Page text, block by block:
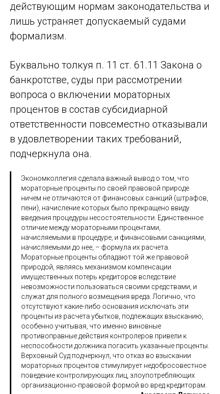
действующим нормам законодательства и
лишь устраняет допускаемый судами
формализм.
Буквально толкуя п. 11 ст. 61.11 Закона о
банкротстве, суды при рассмотрении
вопроса о включении мораторных
процентов в состав субсидиарной
ответственности повсеместно отказывали
в удовлетворении таких требований,
подчеркнула она.
Экономколлегия сделала важный вывод о том, что
мораторные проценты по своей правовой природе
ничем не отличаются от финансовых санкций (штрафов,
пени), начисление которых было прекращено ввиду
введения процедуры несостоятельности. Единственное
отличие между мораторными процентами,
начисляемыми в процедуре, и финансовыми санкциями,
начисляемыми до нее, – формула их расчета.
Мораторные проценты обладают той же правовой
природой, являясь механизмом компенсации
имущественных потерь кредиторов вследствие
невозможности пользоваться своими средствами, и
служат для полного возмещения вреда. Логично, что
отсутствуют какие-либо основания исключать эти
проценты из расчета убытков, подлежащих взысканию,
особенно учитывая, что именно виновные
противоправные действия контролеров привели к
неспособности должника погасить указанные проценты.
Верховный Суд подчеркнул, что отказ во взыскании
мораторных процентов стимулирует недобросовестное
поведение контролирующих лиц, злоупотребляющих
организационно-правовой формой во вред кредиторам.